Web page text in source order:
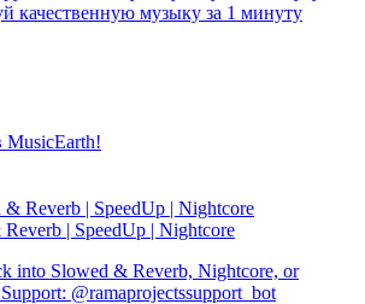
качественную музыку за 1 минуту
MusicEarth!
| SpeedUp | Nightcore
into Slowed & Reverb, Nightcore, or
@ramaprojectssupport_bot